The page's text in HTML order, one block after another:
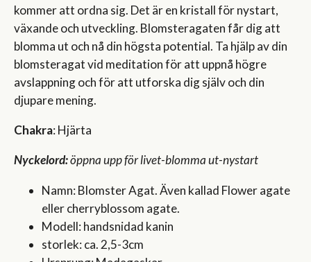
kommer att ordna sig. Det är en kristall för nystart,
växande och utveckling. Blomsteragaten får dig att
blomma ut och nå din högsta potential. Ta hjälp av din
blomsteragat vid meditation för att uppnå högre
avslappning och för att utforska dig själv och din
djupare mening.
Chakra: Hjärta
Nyckelord:öppna upp för livet-blomma ut-nystart
Namn: Blomster Agat. Även kallad Flower agate
eller cherryblossom agate.
Modell: handsnidad kanin
storlek: ca. 2,5-3cm